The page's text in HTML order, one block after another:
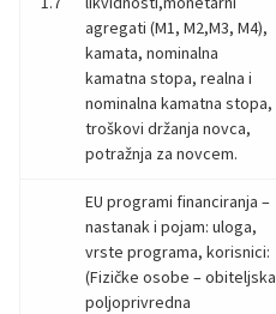
agregati (M1, M2,M3, M4),
kamata, nominalna
kamatna stopa, realna i
nominalna kamatna stopa,
troškovi držanja novca,
potražnja za novcem.
EU programi financiranja –
nastanak i pojam: uloga,
vrste programa, korisnici:
(Fizičke osobe – obiteljska
poljoprivredna